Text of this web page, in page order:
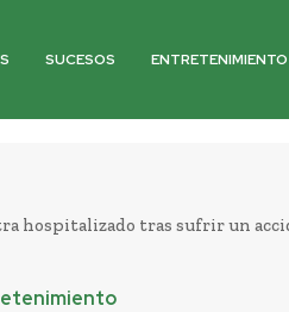
SUCESOS ENTRETENIMIENTO
hospitalizado tras sufrir un